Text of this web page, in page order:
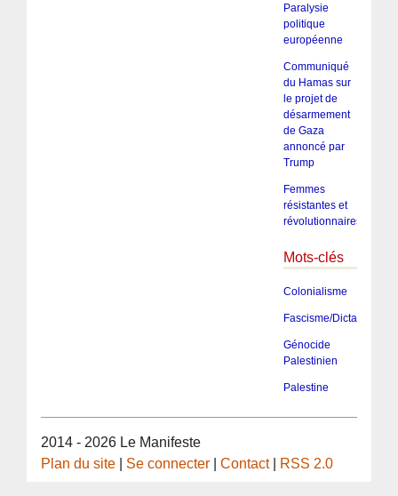
Paralysie
politique
européenne
Communiqué
du Hamas sur
le projet de
désarmement
de Gaza
annoncé par
Trump
Femmes
résistantes et
révolutionnaires
Mots-clés
Colonialisme
Fascisme/Dictature/
Génocide
Palestinien
Palestine
2014 - 2026 Le Manifeste
Plan du site
Se connecter |Contact| RSS 2.0